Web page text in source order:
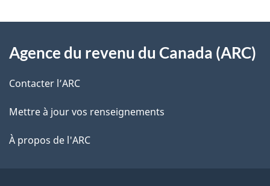
l
s
l
a
o
t
r
e
é
t
propos
de
ce
site
Agence du revenu du Canada (ARC)
Contacter l’ARC
Mettre à jour vos renseignements
À propos de l'ARC